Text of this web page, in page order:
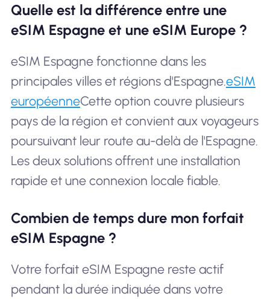
Quelle est la différence entre une
eSIM Espagne et une eSIM Europe ?
eSIM Espagne fonctionne dans les
principales villes et régions d'Espagne.eSIM
européenneCette option couvre plusieurs
pays de la région et convient aux voyageurs
poursuivant leur route au-delà de l'Espagne.
Les deux solutions offrent une installation
rapide et une connexion locale fiable.
Combien de temps dure mon forfait
eSIM Espagne ?
Votre forfait eSIM Espagne reste actif
pendant la durée indiquée dans votre